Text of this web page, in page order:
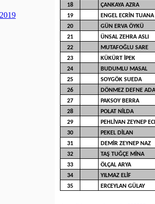
18
ÇANKAYA AZRA
19
ENGEL ECRİN TUANA
20
GÜN ERVA ÖYKÜ
21
ÜNSAL ZEHRA ASLI
22
MUTAFOĞLU SARE
23
KÜKÜRT İPEK
24
BUDUMLU MASAL
25
SOYGÖK SUEDA
26
DÖNMEZ DEFNE ADA
27
PAKSOY BERRA
28
POLAT NİLDA
29
PEHLİVAN ZEYNEP
30
PEKEL DİLAN
31
DEMİR ZEYNEP NAZ
32
TAŞ TUĞÇE MİNA
33
ÖLÇAL ARYA
34
YILMAZ ELİF
35
ERCEYLAN GÜLAY